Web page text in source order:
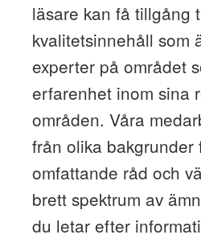
läsare kan få tillgång
kvalitetsinnehåll som
experter på området
erfarenhet inom sina
områden. Våra
från olika bakgrunder
omfattande råd och
brett spektrum av
du letar efter